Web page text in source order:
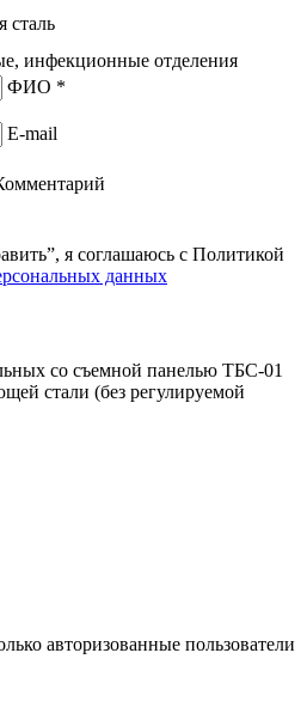
сталь
инфекционные отделения
ФИО *
E-mail
я соглашаюсь с Политикой
данных
со съемной панелью ТБС-01
стали (без регулируемой
авторизованные пользователи